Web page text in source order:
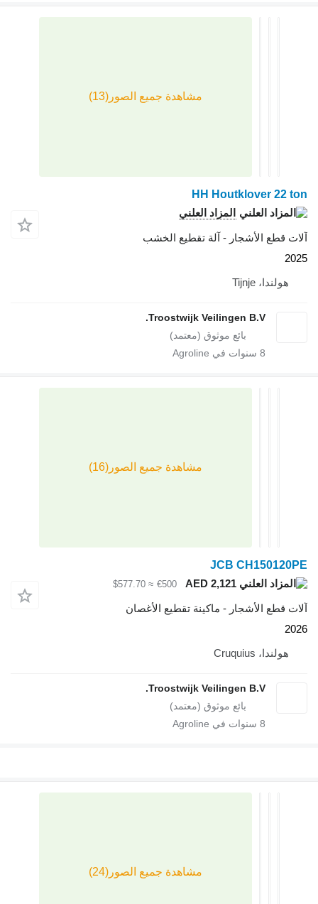
HH
المزاد العلني
- آلة تقطيع الخشب
Troostwijk Veilingen
سنوات في Agroline
JCB
AED 2,121
€500
≈ $577.70
- ماكينة تقطيع الأغصان
Troostwijk Veilingen
سنوات في Agroline